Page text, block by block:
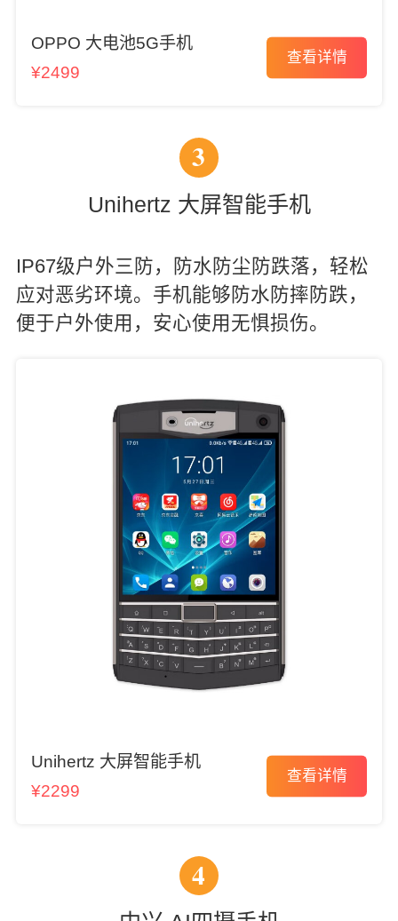
OPPO 大电池5G手机
¥2499
查看详情
3
Unihertz 大屏智能手机
IP67级户外三防，防水防尘防跌落，轻松
应对恶劣环境。手机能够防水防摔防跌，
便于户外使用，安心使用无惧损伤。
Unihertz 大屏智能手机
¥2299
查看详情
4